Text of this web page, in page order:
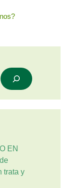
EN
trata y